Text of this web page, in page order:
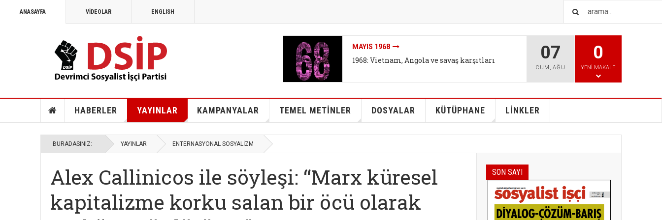
ANASAYFA VİDEOLAR ENGLISH
MAYIS 1968
1968: Vietnam, Angola ve savaş karşıtları
İKLIMI DEĞIL SISTEMI DEĞIŞTIR
İklim mitleri I - Bireysel tutum değişikliği bizi
07
CUM ,AĞU
0
YENI MAKALE
HABERLER YAYINLAR KAMPANYALAR TEMEL METİNLER DOSYALAR KÜTÜPHANE LİNKLER
BURADASINIZ: YAYINLAR ENTERNASYONAL SOSYALİZM
Alex Callinicos ile söyleşi: “Marx küresel
kapitalizme korku salan bir öcü olarak
SON SAYI